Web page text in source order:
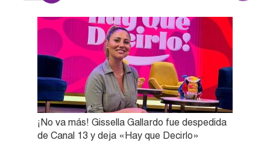
¡No va más! Gissella Gallardo fue despedida
de Canal 13 y deja «Hay que Decirlo»